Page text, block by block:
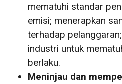
mematuhi standar
emisi; menerapkan
terhadap
industri untuk
berlaku.
Meninjau dan